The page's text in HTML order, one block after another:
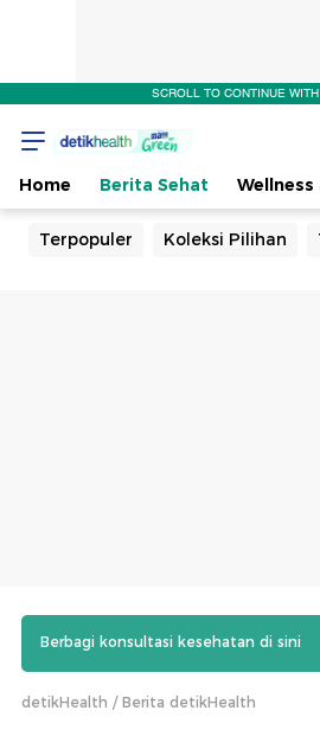
SCROLL TO CONTINUE
Home Berita Sehat Wellness
Terpopuler Koleksi Pilihan
Berbagi konsultasi kesehatan di sini
detikHealth Berita detikHealth